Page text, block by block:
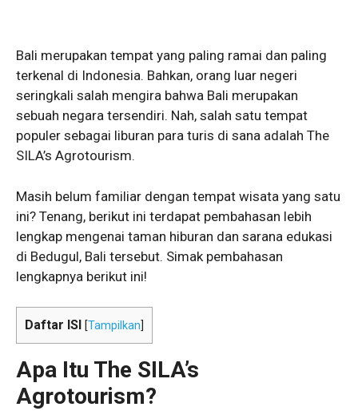
Bali merupakan tempat yang paling ramai dan paling
terkenal di Indonesia. Bahkan, orang luar negeri
seringkali salah mengira bahwa Bali merupakan
sebuah negara tersendiri. Nah, salah satu tempat
populer sebagai liburan para turis di sana adalah The
SILA’s Agrotourism.
Masih belum familiar dengan tempat wisata yang satu
ini? Tenang, berikut ini terdapat pembahasan lebih
lengkap mengenai taman hiburan dan sarana edukasi
di Bedugul, Bali tersebut. Simak pembahasan
lengkapnya berikut ini!
Daftar ISI [Tampilkan
Apa Itu The SILA’s
Agrotourism?